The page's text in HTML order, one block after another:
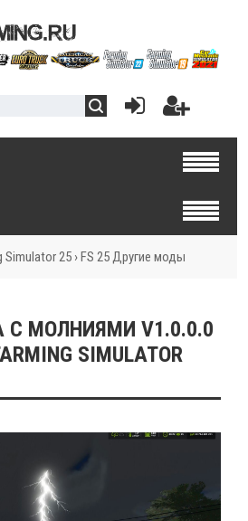
Simulator 25 › FS 25 Другие моды
МОЛНИЯМИ V1.0.0.0
SIMULATOR